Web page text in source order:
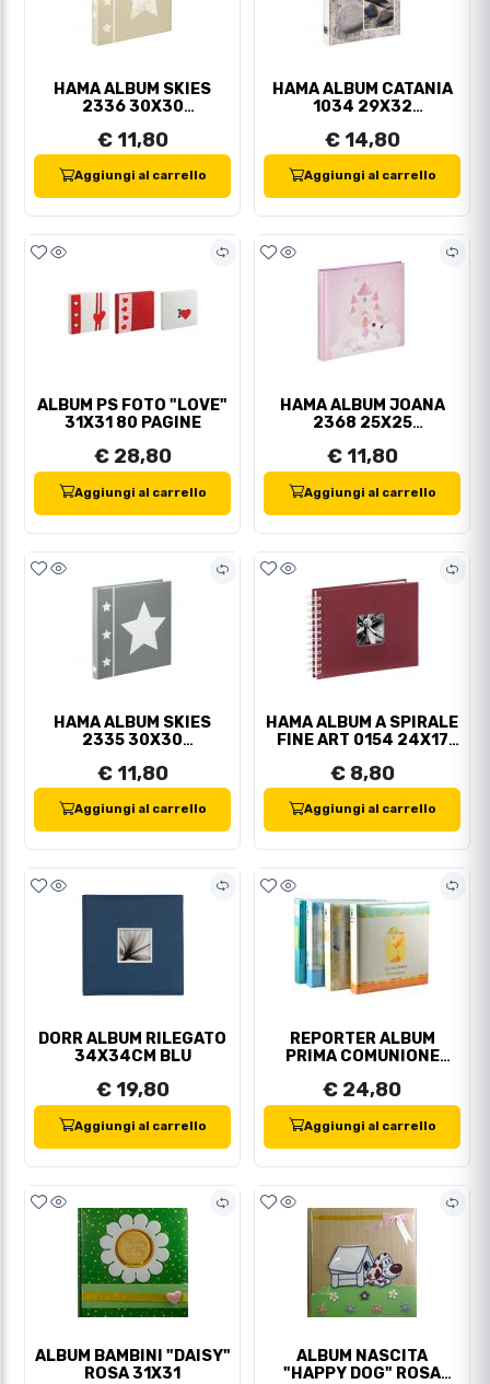
HAMA ALBUM SKIES
2336 30X30
€ 11,80
Aggiungi al carrello
HAMA ALBUM CATANIA
1034 29X32
€ 14,80
Aggiungi al carrello
ALBUM PS FOTO "LOVE"
31X31 80 PAGINE
€ 28,80
Aggiungi al carrello
HAMA ALBUM JOANA
2368 25X25
€ 11,80
Aggiungi al carrello
HAMA ALBUM SKIES
2335 30X30
€ 11,80
Aggiungi al carrello
HAMA ALBUM A SPIRALE
FINE ART 0154 24X17
€ 8,80
Aggiungi al carrello
DORR ALBUM RILEGATO
34X34CM BLU
€ 19,80
Aggiungi al carrello
REPORTER ALBUM
PRIMA COMUNIONE
€ 24,80
Aggiungi al carrello
ALBUM BAMBINI "DAISY"
ROSA 31X31
ALBUM NASCITA
"HAPPY DOG" ROSA